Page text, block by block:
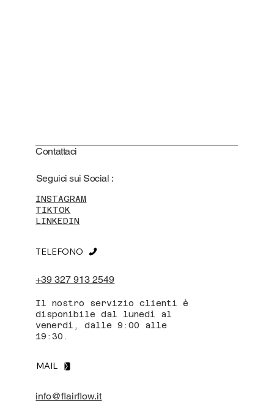
Contattaci
INSTAGRAM
TIKTOK
LINKEDIN
Seguici sui Social :
+39 327 913 2549
TELEFONO
Il nostro servizio clienti è
disponibile dal lunedì al
venerdì, dalle 9:00 alle
19:30.
info@flairflow.it
MAIL